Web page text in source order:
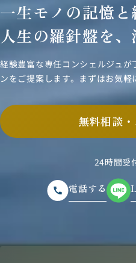
一生モノの記憶と
人生の羅針盤を、
経験豊富な専任コンシェルジュが
ンをご提案します。まずはお気軽
無料相談
24時間受
電話する